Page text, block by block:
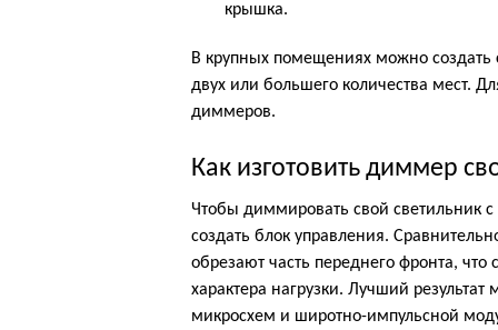
крышка.
В крупных помещениях можно создать
двух или большего количества мест.
диммеров.
Как изготовить диммер
Чтобы диммировать свой светильник
создать блок управления.
обрезают часть переднего фронта,
характера нагрузки. Лучший
микросхем и широтно-импульсной